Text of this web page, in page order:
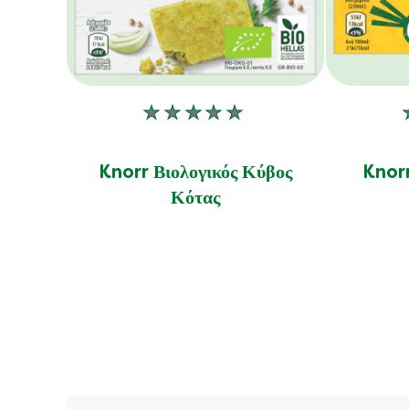
Knorr Βιολογικός Κύβος
Κότας
Δεν
αξιολογήσεις
για